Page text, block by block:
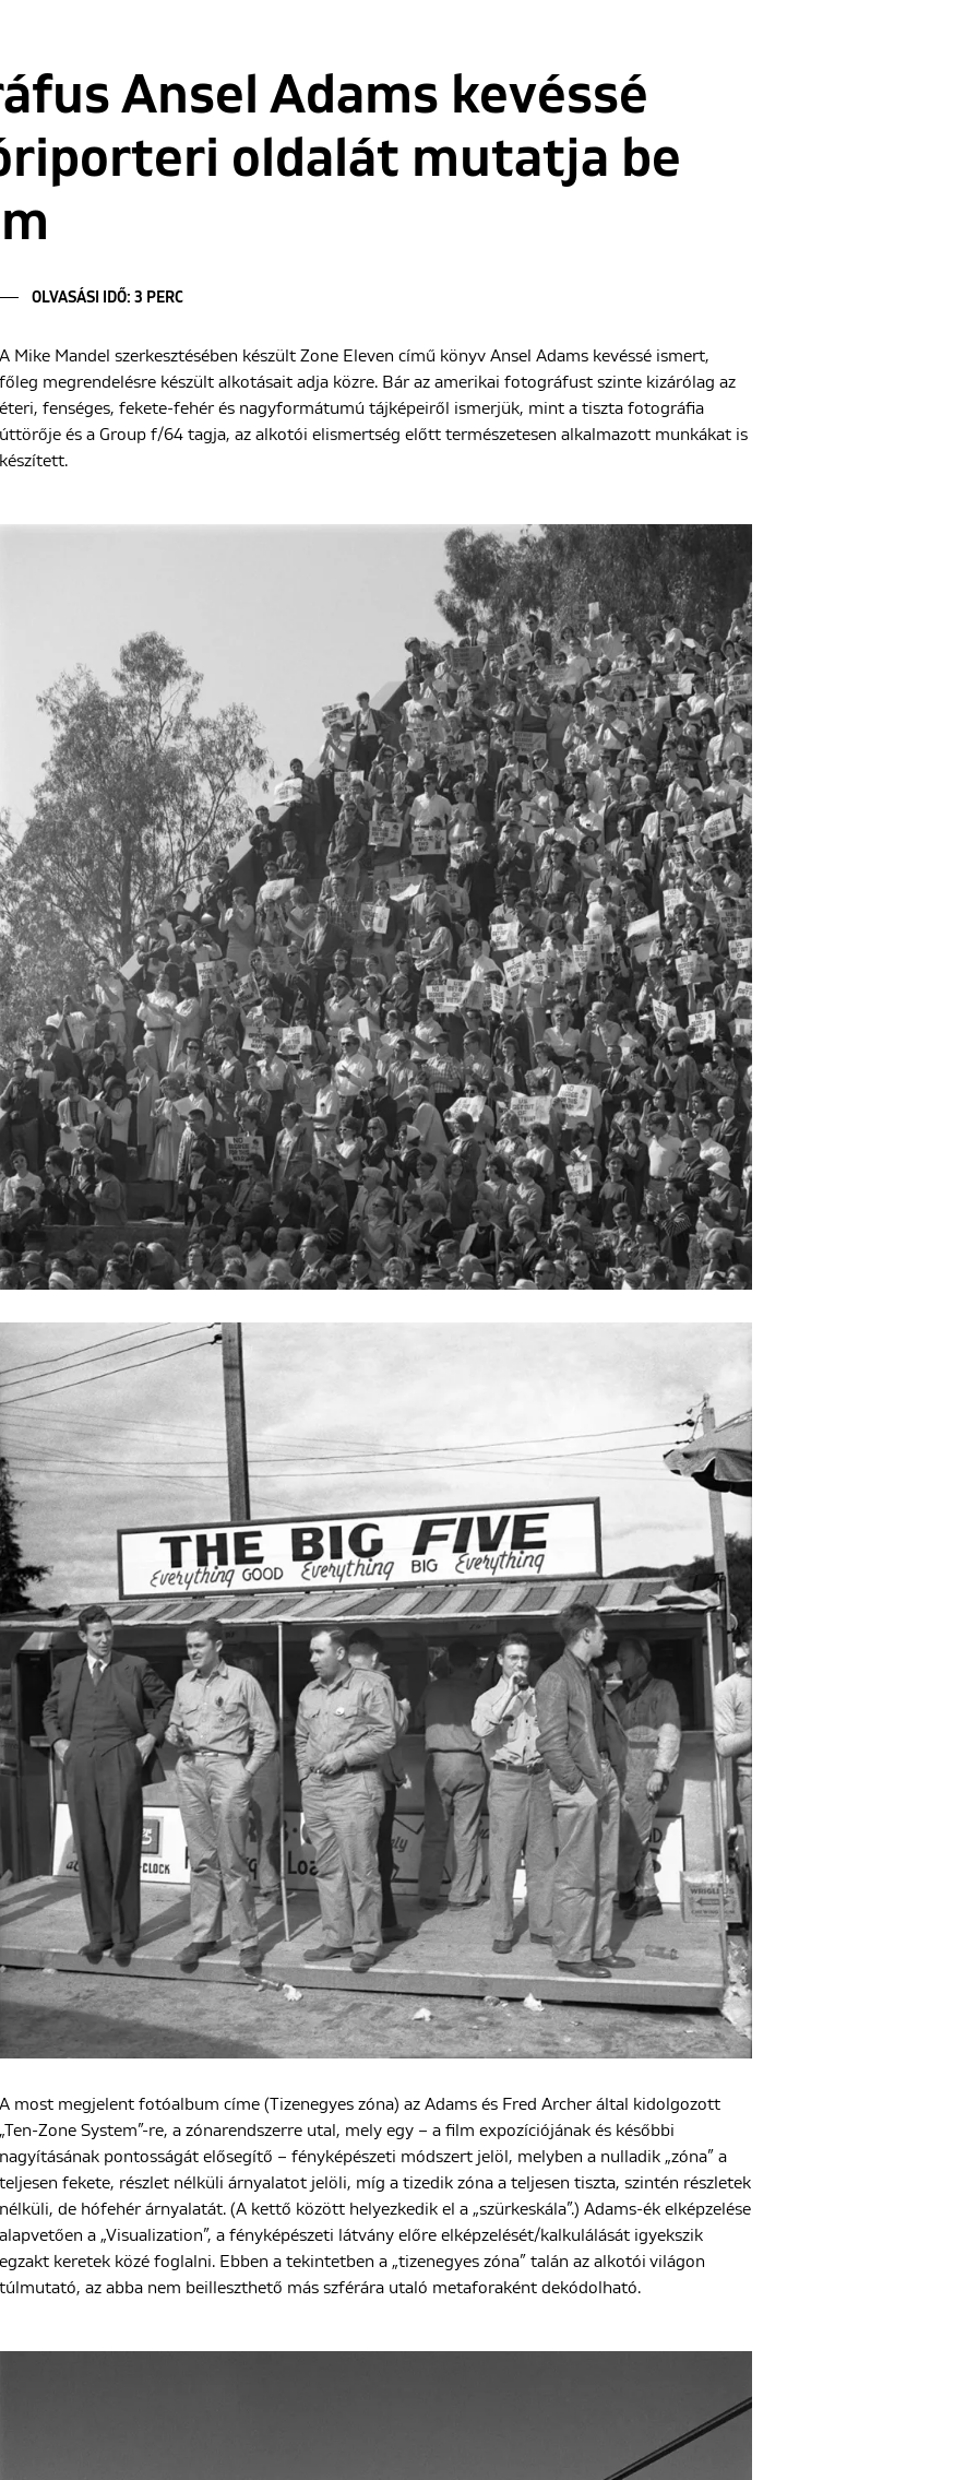
Ansel Adams kevéssé
oldalát mutatja be
OLVASÁSI IDŐ: 3 PERC
A Mike Mandel szerkesztésében készült Zone Eleven című könyv Ansel Adams kevéssé ismert,
főleg megrendelésre készült alkotásait adja közre. Bár az amerikai fotográfust szinte kizárólag az
éteri, fenséges, fekete-fehér és nagyformátumú tájképeiről ismerjük, mint a tiszta fotográfia
úttörője és a Group f/64 tagja, az alkotói elismertség előtt természetesen alkalmazott munkákat is
készített.
A most megjelent fotóalbum címe (Tizenegyes zóna) az Adams és Fred Archer által kidolgozott
„Ten-Zone System”-re, a zónarendszerre utal, mely egy – a film expozíciójának és későbbi
nagyításának pontosságát elősegítő – fényképészeti módszert jelöl, melyben a nulladik „zóna” a
teljesen fekete, részlet nélküli árnyalatot jelöli, míg a tizedik zóna a teljesen tiszta, szintén részletek
nélküli, de hófehér árnyalatát. (A kettő között helyezkedik el a „szürkeskála”.) Adams-ék elképzelése
alapvetően a „Visualization”, a fényképészeti látvány előre elképzelését/kalkulálását igyekszik
egzakt keretek közé foglalni. Ebben a tekintetben a „tizenegyes zóna” talán az alkotói világon
túlmutató, az abba nem beilleszthető más szférára utaló metaforaként dekódolható.